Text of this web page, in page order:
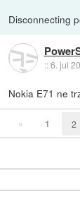
Disconnecting
::6. jul
Nokia E71 ne
« 1 2